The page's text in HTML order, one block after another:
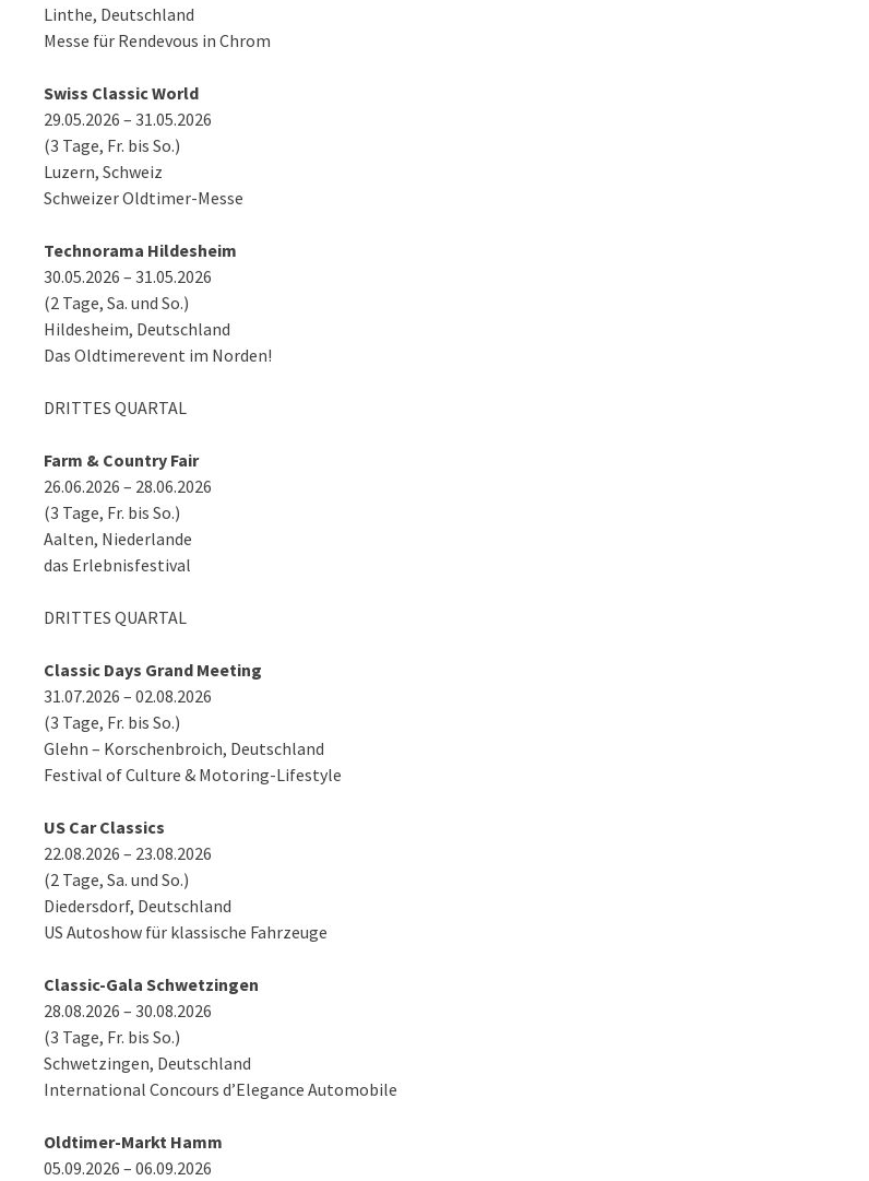
Linthe, Deutschland
Messe für Rendevous in Chrom
Swiss Classic World
29.05.2026 – 31.05.2026
(3 Tage, Fr. bis So.)
Luzern, Schweiz
Schweizer Oldtimer-Messe
Technorama Hildesheim
30.05.2026 – 31.05.2026
(2 Tage, Sa. und So.)
Hildesheim, Deutschland
Das Oldtimerevent im Norden!
DRITTES QUARTAL
Farm & Country Fair
26.06.2026 – 28.06.2026
(3 Tage, Fr. bis So.)
Aalten, Niederlande
das Erlebnisfestival
DRITTES QUARTAL
Classic Days Grand Meeting
31.07.2026 – 02.08.2026
(3 Tage, Fr. bis So.)
Glehn – Korschenbroich, Deutschland
Festival of Culture & Motoring-Lifestyle
US Car Classics
22.08.2026 – 23.08.2026
(2 Tage, Sa. und So.)
Diedersdorf, Deutschland
US Autoshow für klassische Fahrzeuge
Classic-Gala Schwetzingen
28.08.2026 – 30.08.2026
(3 Tage, Fr. bis So.)
Schwetzingen, Deutschland
International Concours d’Elegance Automobile
Oldtimer-Markt Hamm
05.09.2026 – 06.09.2026